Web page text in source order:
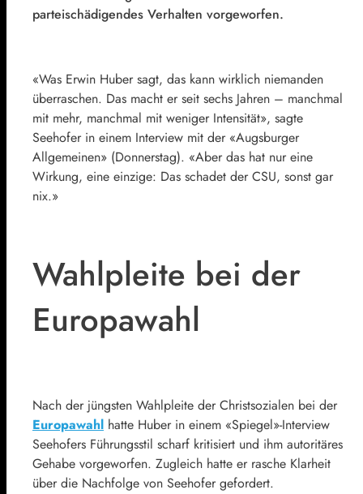
parteischädigendes Verhalten vorgeworfen.
«Was Erwin Huber sagt, das kann wirklich niemanden
überraschen. Das macht er seit sechs Jahren – manchmal
mit mehr, manchmal mit weniger Intensität», sagte
Seehofer in einem Interview mit der «Augsburger
Allgemeinen» (Donnerstag). «Aber das hat nur eine
Wirkung, eine einzige: Das schadet der CSU, sonst gar
nix.»
Wahlpleite bei der
Europawahl
Nach der jüngsten Wahlpleite der Christsozialen bei der
Europawahl hatte Huber in einem «Spiegel»-Interview
Seehofers Führungsstil scharf kritisiert und ihm autoritäres
Gehabe vorgeworfen. Zugleich hatte er rasche Klarheit
über die Nachfolge von Seehofer gefordert.